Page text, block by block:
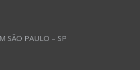
SÃO PAULO – SP